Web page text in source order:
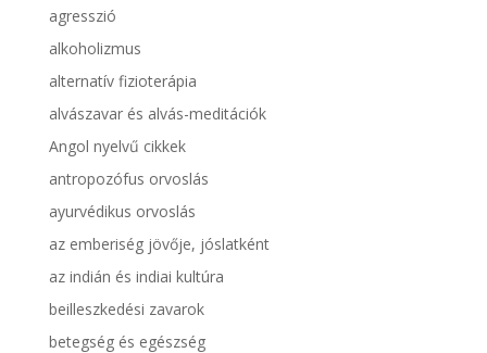
agresszió
alkoholizmus
alternatív fizioterápia
alvászavar és alvás-meditációk
Angol nyelvű cikkek
antropozófus orvoslás
ayurvédikus orvoslás
az emberiség jövője, jóslatként
az indián és indiai kultúra
beilleszkedési zavarok
betegség és egészség